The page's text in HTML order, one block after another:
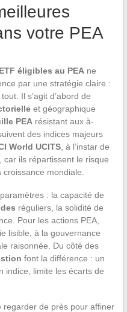
votre PEA
ETF éligibles au PEAne
par une stratégie claire :
Il s’agit d’abord de
et géographique
PEArésistant aux à-
des indices majeurs
World UCITS, à l’instar de
car ils répartissent le risque
mondiale.
: la capacité de
réguliers, la solidité de
Pour les actions PEA,
lisible, à la gouvernance
raisonnée. Du côté des
font la différence : un
indice, limite les écarts de
regarder de près pour affiner